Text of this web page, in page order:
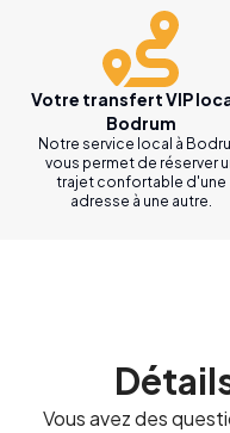
Votre transfert VIP
Bodrum
Notre service local à
vous permet de réserver
trajet confortable d'une
adresse à une autre.
Vous avez des